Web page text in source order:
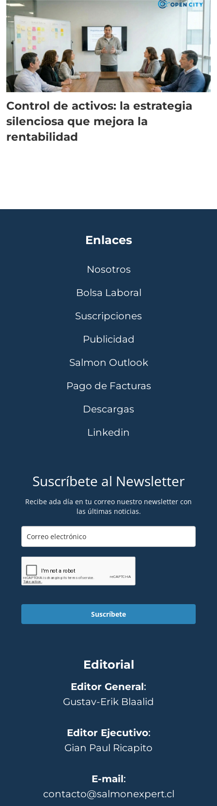
Control de activos: la estrategia
silenciosa que mejora la
rentabilidad
Enlaces
Nosotros
Bolsa Laboral
Suscripciones
Publicidad
Salmon Outlook
Pago de Facturas
Descargas
Linkedin
Suscríbete al Newsletter
Recibe ada día en tu correo nuestro newsletter con
las últimas noticias.
Suscríbete
Editorial
Editor General:
Gustav-Erik Blaalid
Editor Ejecutivo:
Gian Paul Ricapito
E-mail:
contacto@salmonexpert.cl